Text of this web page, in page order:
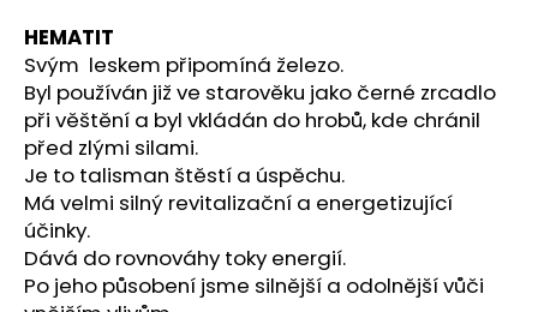
HEMATIT
Svým leskem připomíná železo.
Byl používán již ve starověku jako černé zrcadlo
při věštění a byl vkládán do hrobů, kde chránil
před zlými silami.
Je to talisman štěstí a úspěchu.
Má velmi silný revitalizační a energetizující
účinky.
Dává do rovnováhy toky energií.
Po jeho působení jsme silnější a odolnější vůči
a
j
í
t
?
HLEDAT